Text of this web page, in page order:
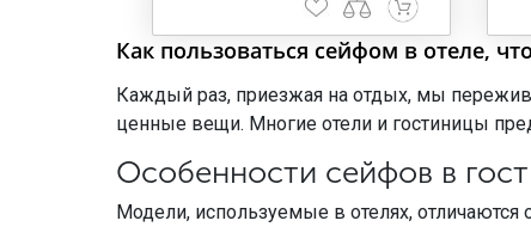
Как пользоваться сейфом в отеле,
Каждый раз, приезжая на отдых, мы
ценные вещи. Многие отели и гостиницы
Особенности сейфов в
Модели, используемые в отелях, отличаются